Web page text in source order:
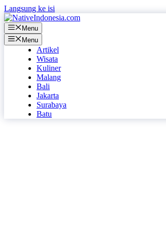
Langsung ke isi
Menu
Menu
Artikel
Wisata
Kuliner
Malang
Bali
Jakarta
Surabaya
Batu